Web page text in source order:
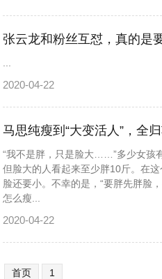
张云龙和粉丝互怼，真的是
2020-04-22
马思纯瘦到“大变活人”，全
“我不是胖，只是脸大……”多少女孩
但脸大的人看起来至少胖10斤。在
脸还要小。不幸的是，“要胖先胖脸
怎么瘦...
2020-04-22
首页 1